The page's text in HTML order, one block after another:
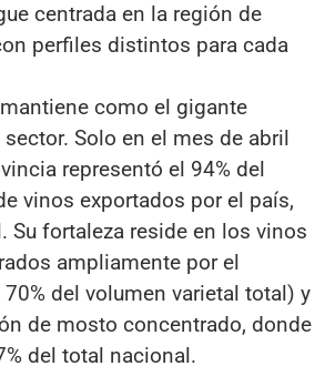
centrada en la región de
perfiles distintos para cada
mantiene como el gigante
Solo en el mes de abril
representó el 94% del
vinos exportados por el país,
Su fortaleza reside en los vinos
ampliamente por el
del volumen varietal total) y
de mosto concentrado, donde
del total nacional.